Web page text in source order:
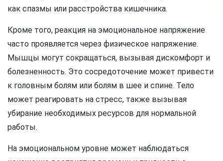
как спазмы или расстройства кишечника.
Кроме того, реакция на эмоциональное напряжение
часто проявляется через физическое напряжение.
Мышцы могут сокращаться, вызывая дискомфорт и
болезненность. Это сосредоточение может привести
к головным болям или болям в шее и спине. Тело
может реагировать на стресс, также вызывая
убирание необходимых ресурсов для нормальной
работы.
На эмоциональном уровне может наблюдаться